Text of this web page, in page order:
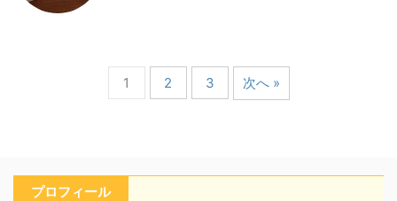
1 2 3 次へ »
プロフィール